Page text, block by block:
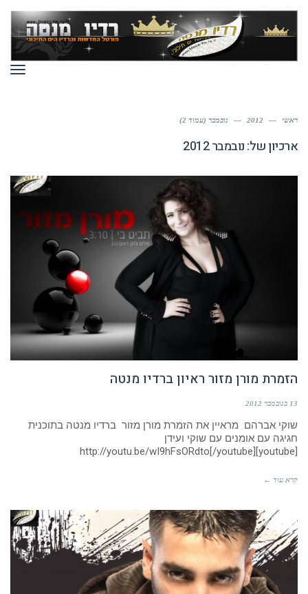
ראשי —
2012
— נובמבר (עמוד 2)
ארכיון של:נובמבר 2012
הזמרת מורן מזור ראיון ברדיו מנטה
13 בנובמבר 2012
שוקי אברהם מראיין את הזמרת מורן מזור ברדיו מנטה בתוכנית
חגיגה עם אומנים עם שוקי ועידן
[youtube]http://youtu.be/wI9hFsORdto[/youtube]
קרא עוד ←